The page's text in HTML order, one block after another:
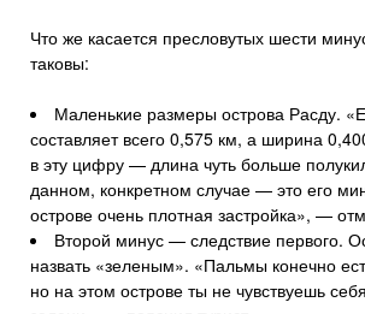
Что же касается пресловутых шести
таковы:
Маленькие размеры острова Расду.
составляет всего 0,575 км, а ширина
в эту цифру — длина чуть больше
данном, конкретном случае — это его
острове очень плотная застройка», —
Второй минус — следствие первого.
назвать «зеленым». «Пальмы конечно
но на этом острове ты не чувствуешь